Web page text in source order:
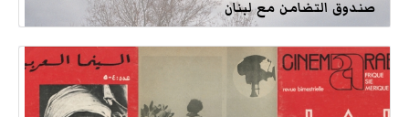
صندوق التضامن مع لبنان